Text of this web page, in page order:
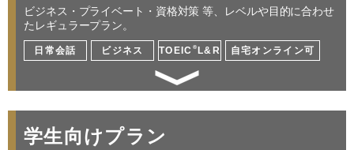
ビジネス・プライベート・資格対策 等、レベルや目的に合わせ
たレギュラープラン。
日常会話 ビジネス TOEIC ® L&R 自宅オンライン可
仕事／海外出張／プレゼン／交渉／ミーティン
学生向けプラン